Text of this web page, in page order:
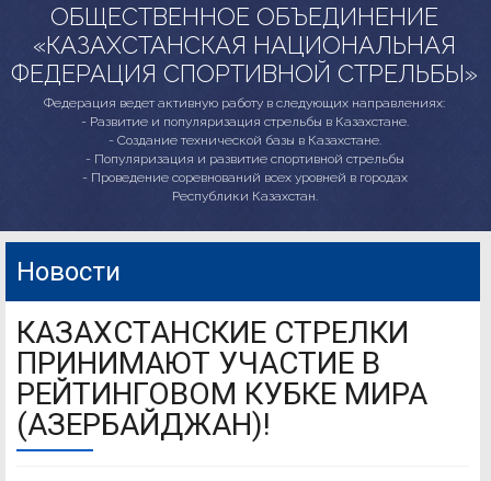
ОБЩЕСТВЕННОЕ ОБЪЕДИНЕНИЕ
«КАЗАХСТАНСКАЯ НАЦИОНАЛЬНАЯ
ФЕДЕРАЦИЯ СПОРТИВНОЙ СТРЕЛЬБЫ»
Федерация ведет активную работу в следующих направлениях:
- Развитие и популяризация стрельбы в Казахстане.
- Создание технической базы в Казахстане.
- Популяризация и развитие спортивной стрельбы
- Проведение соревнований всех уровней в городах
Республики Казахстан.
Новости
КАЗАХСТАНСКИЕ СТРЕЛКИ
ПРИНИМАЮТ УЧАСТИЕ В
РЕЙТИНГОВОМ КУБКЕ МИРА
(АЗЕРБАЙДЖАН)!